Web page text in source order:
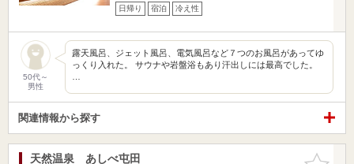
日帰り 宿泊 冷え性
50代～
男性
露天風呂、ジェット風呂、電気風呂など７つのお風呂があってゆ
っくり入れた。 サウナや岩盤浴もあり汗出しには最高でした。
関連情報から探す
お気に入
天然温泉 あしべ屯田